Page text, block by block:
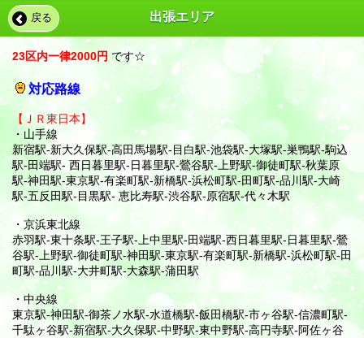
戻る 出張エリア
23区内一律2000円 です☆
対応路線
【ＪＲ東日本】
・山手線
新宿駅-新大久保駅-高田馬場駅-目白駅-池袋駅-大塚駅-巣鴨駅-駒込
駅-田端駅- 西日暮里駅-日暮里駅-鶯谷駅-上野駅-御徒町駅-秋葉原
駅-神田駅-東京駅-有楽町駅-新橋駅-浜松町駅-田町駅-品川駅-大崎
駅-五反田駅-目黒駅- 恵比寿駅-渋谷駅-原宿駅-代々木駅
・京浜東北線
赤羽駅-東十条駅-王子駅-上中里駅-田端駅-西日暮里駅-日暮里駅-鶯
谷駅-上野駅-御徒町駅-神田駅-東京駅-有楽町駅-新橋駅-浜松町駅-田
町駅-品川駅-大井町駅-大森駅-蒲田駅
・中央線
東京駅-神田駅-御茶ノ水駅-水道橋駅-飯田橋駅-市ヶ谷駅-信濃町駅-
千駄ヶ谷駅-新宿駅-大久保駅-中野駅-東中野駅-高円寺駅-阿佐ヶ谷
営業時間:12:00～05:00 （受付11:30〜）年中無休/※現在ネッ
お店に電話する